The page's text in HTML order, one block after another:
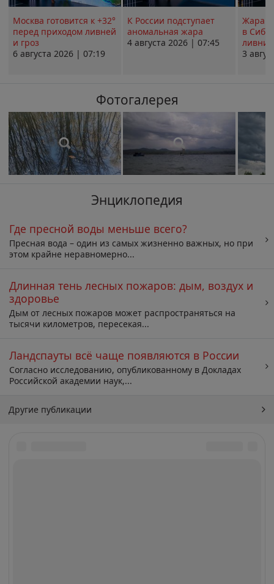
Москва готовится к +32°
перед приходом ливней
и гроз
6 августа 2026 | 07:19
К России подступает
аномальная жара
4 августа 2026 | 07:45
Жара в
в
ливни
3
Фотогалерея
Энциклопедия
Где пресной воды меньше всего?
Пресная вода – один из самых жизненно важных, но при
этом крайне неравномерно...
Длинная тень лесных пожаров: дым, воздух и
здоровье
Дым от лесных пожаров может распространяться на
тысячи километров, пересекая...
Ландспауты всё чаще появляются в России
Согласно исследованию, опубликованному в Докладах
Российской академии наук,...
Другие публикации